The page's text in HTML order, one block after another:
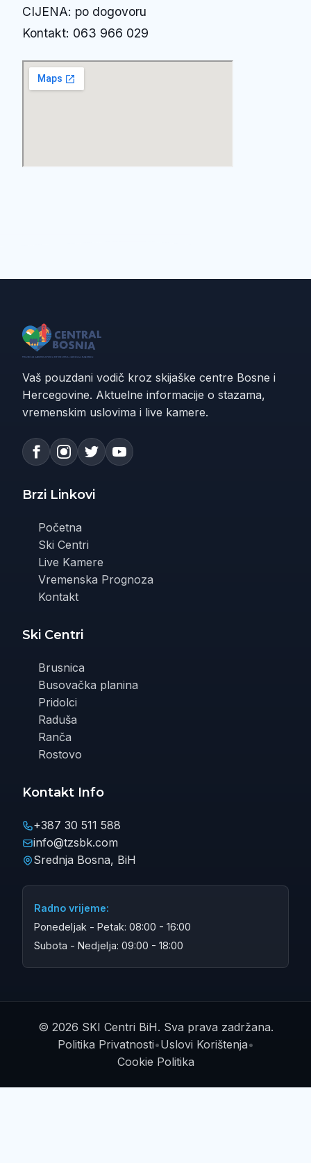
CIJENA: po dogovoru
Kontakt: 063 966 029
Vaš pouzdani vodič kroz skijaške centre Bosne i
Hercegovine. Aktuelne informacije o stazama,
vremenskim uslovima i live kamere.
Brzi Linkovi
Početna
Ski Centri
Live Kamere
Vremenska Prognoza
Kontakt
Ski Centri
Brusnica
Busovačka planina
Pridolci
Raduša
Ranča
Rostovo
Kontakt Info
+387 30 511 588
info@tzsbk.com
Srednja Bosna, BiH
Radno vrijeme:
Ponedeljak - Petak: 08:00 - 16:00
Subota - Nedjelja: 09:00 - 18:00
© 2026 SKI Centri BiH. Sva prava zadržana.
Politika Privatnosti•Uslovi Korištenja•
Cookie Politika